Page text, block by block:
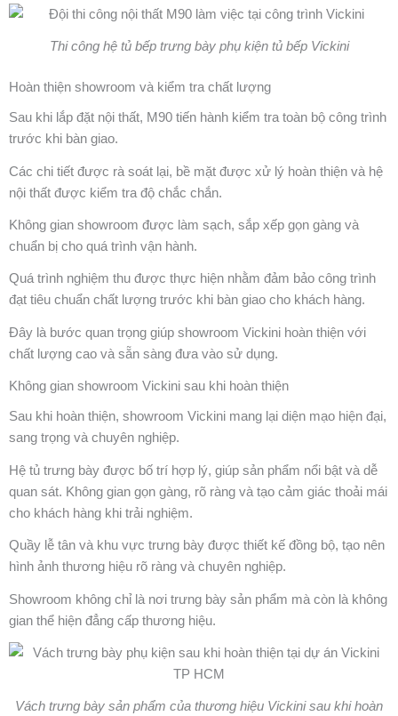
Thi công hệ tủ bếp trưng bày phụ kiện tủ bếp Vickini
Hoàn thiện showroom và kiểm tra chất lượng
Sau khi lắp đặt nội thất, M90 tiến hành kiểm tra toàn bộ công trình
trước khi bàn giao.
Các chi tiết được rà soát lại, bề mặt được xử lý hoàn thiện và hệ
nội thất được kiểm tra độ chắc chắn.
Không gian showroom được làm sạch, sắp xếp gọn gàng và
chuẩn bị cho quá trình vận hành.
Quá trình nghiệm thu được thực hiện nhằm đảm bảo công trình
đạt tiêu chuẩn chất lượng trước khi bàn giao cho khách hàng.
Đây là bước quan trọng giúp showroom Vickini hoàn thiện với
chất lượng cao và sẵn sàng đưa vào sử dụng.
Không gian showroom Vickini sau khi hoàn thiện
Sau khi hoàn thiện, showroom Vickini mang lại diện mạo hiện đại,
sang trọng và chuyên nghiệp.
Hệ tủ trưng bày được bố trí hợp lý, giúp sản phẩm nổi bật và dễ
quan sát. Không gian gọn gàng, rõ ràng và tạo cảm giác thoải mái
cho khách hàng khi trải nghiệm.
Quầy lễ tân và khu vực trưng bày được thiết kế đồng bộ, tạo nên
hình ảnh thương hiệu rõ ràng và chuyên nghiệp.
Showroom không chỉ là nơi trưng bày sản phẩm mà còn là không
gian thể hiện đẳng cấp thương hiệu.
Vách trưng bày sản phẩm của thương hiệu Vickini sau khi hoàn